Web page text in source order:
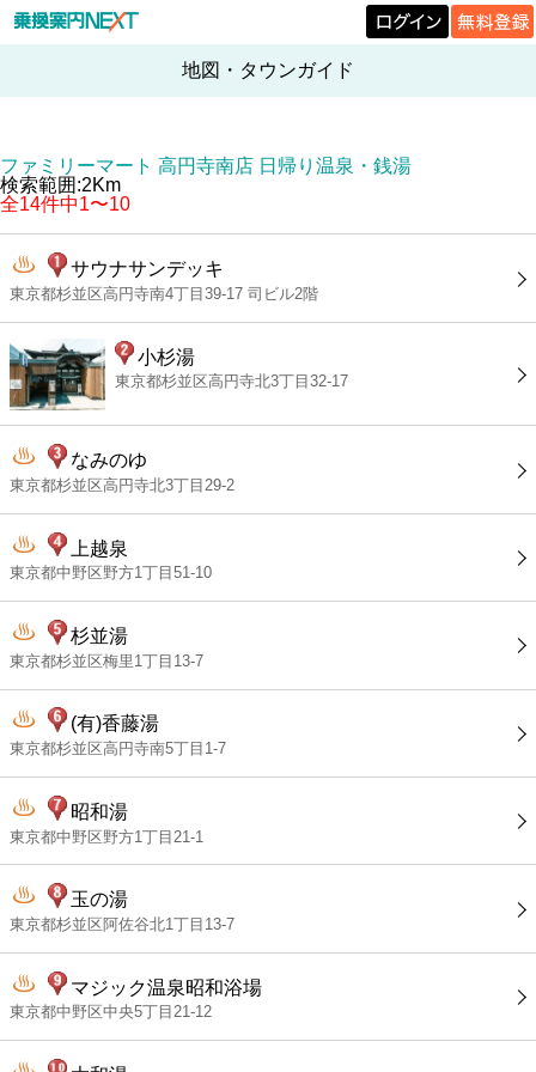
地図・タウンガイド
ファミリーマート 高円寺南店 日帰り温泉・銭湯
検索範囲:2Km
全14件中1〜10
サウナサンデッキ
東京都杉並区高円寺南4丁目39-17 司ビル2階
小杉湯
東京都杉並区高円寺北3丁目32-17
なみのゆ
東京都杉並区高円寺北3丁目29-2
上越泉
東京都中野区野方1丁目51-10
杉並湯
東京都杉並区梅里1丁目13-7
(有)香藤湯
東京都杉並区高円寺南5丁目1-7
昭和湯
東京都中野区野方1丁目21-1
玉の湯
東京都杉並区阿佐谷北1丁目13-7
マジック温泉昭和浴場
東京都中野区中央5丁目21-12